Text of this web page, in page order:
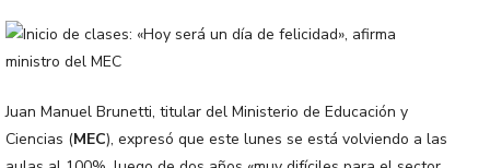
Juan Manuel Brunetti, titular del Ministerio de Educación y
Ciencias (MEC), expresó que este lunes se está volviendo a las